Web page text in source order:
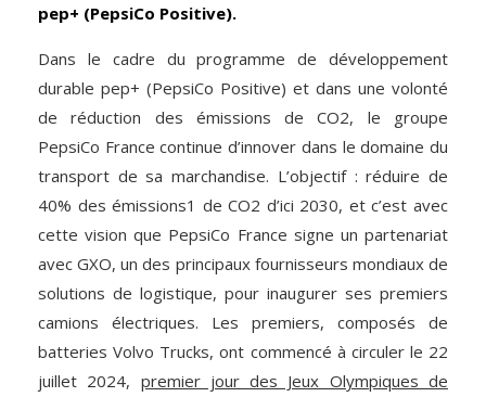
pep+ (PepsiCo Positive).
Dans le cadre du programme de développement
durable pep+ (PepsiCo Positive) et dans une volonté
de réduction des émissions de CO2, le groupe
PepsiCo France continue d’innover dans le domaine du
transport de sa marchandise. L’objectif : réduire de
40% des émissions1 de CO2 d’ici 2030, et c’est avec
cette vision que PepsiCo France signe un partenariat
avec GXO, un des principaux fournisseurs mondiaux de
solutions de logistique, pour inaugurer ses premiers
camions électriques. Les premiers, composés de
batteries Volvo Trucks, ont commencé à circuler le 22
juillet 2024, premier jour des Jeux Olympiques de